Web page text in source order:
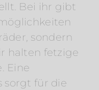
Bei ihr gibt
sondern
halten fetzige
Eine
sorgt für die